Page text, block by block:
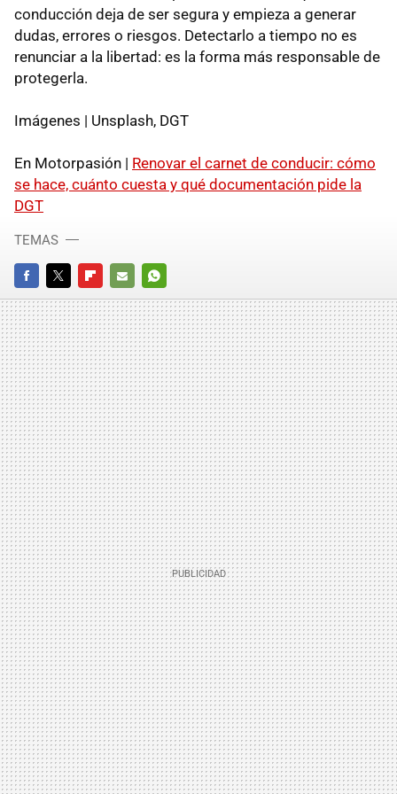
conducción deja de ser segura y empieza a generar
dudas, errores o riesgos. Detectarlo a tiempo no es
renunciar a la libertad: es la forma más responsable de
protegerla.
Imágenes | Unsplash, DGT
En Motorpasión | Renovar el carnet de conducir: cómo
se hace, cuánto cuesta y qué documentación pide la
DGT
FACEBOOKTWITTERFLIPBOARD
E-
MAIL
WHATSAPP
TEMAS